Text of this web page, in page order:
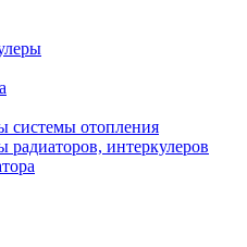
системы отопления
интеркулеров